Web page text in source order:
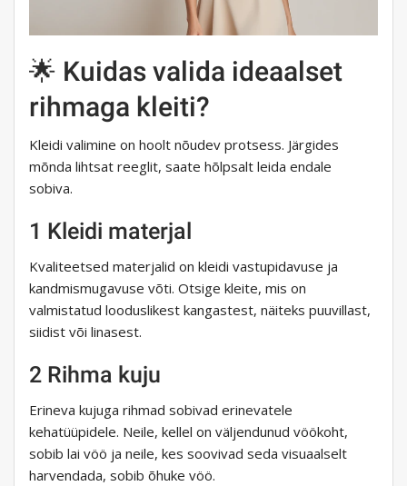
🌟 Kuidas valida ideaalset
rihmaga kleiti?
Kleidi valimine on hoolt nõudev protsess. Järgides
mõnda lihtsat reeglit, saate hõlpsalt leida endale
sobiva.
1 Kleidi materjal
Kvaliteetsed materjalid on kleidi vastupidavuse ja
kandmismugavuse võti. Otsige kleite, mis on
valmistatud looduslikest kangastest, näiteks puuvillast,
siidist või linasest.
2 Rihma kuju
Erineva kujuga rihmad sobivad erinevatele
kehatüüpidele. Neile, kellel on väljendunud vöökoht,
sobib lai vöö ja neile, kes soovivad seda visuaalselt
harvendada, sobib õhuke vöö.